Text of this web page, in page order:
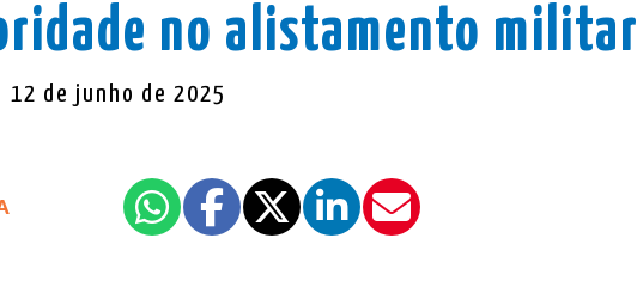
no alistamento militar
| 12 de junho de 2025